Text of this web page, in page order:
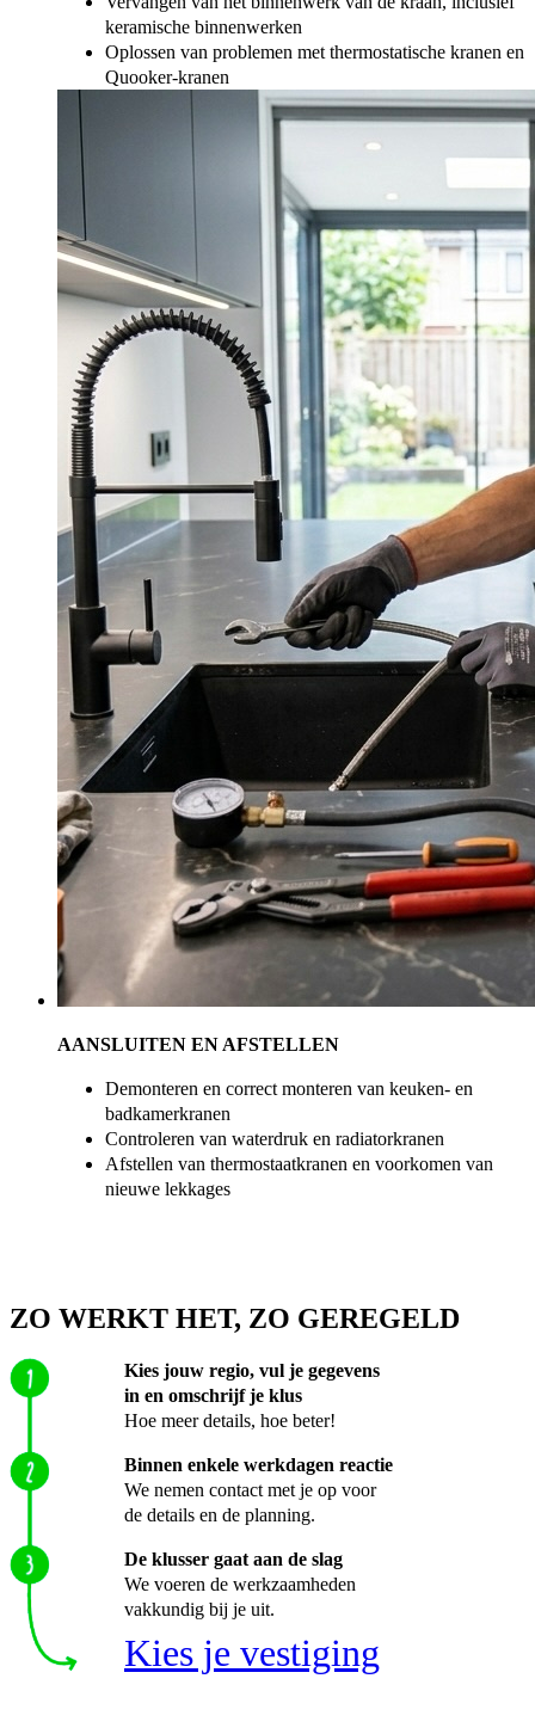
keramische binnenwerken
Oplossen van problemen met thermostatische kranen en
Quooker-kranen
AANSLUITEN EN AFSTELLEN
Demonteren en correct monteren van keuken- en
badkamerkranen
Controleren van waterdruk en radiatorkranen
Afstellen van thermostaatkranen en voorkomen van
nieuwe lekkages
ZO WERKT HET, ZO GEREGELD
Kies jouw regio, vul je gegevens
in en omschrijf je klus
Hoe meer details, hoe beter!
Binnen enkele werkdagen reactie
We nemen contact met je op voor
de details en de planning.
De klusser gaat aan de slag
We voeren de werkzaamheden
vakkundig bij je uit.
Kies je vestiging